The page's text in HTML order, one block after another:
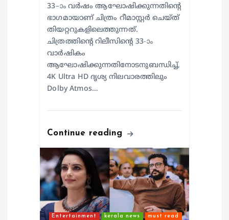
33–ാം വർഷം ആഘോഷിക്കുന്നതിന്റെ
ഭാഗമായാണ് ചിത്രം റീമാസ്റ്റർ ചെയ്ത്
തിയറ്ററുകളിലെത്തുന്നത്.
ചിത്രത്തിന്റെ റിലീസിന്റെ 33-ാം
വാർഷികം
ആഘോഷിക്കുന്നതിനോടനുബന്ധിച്ച്,
4K Ultra HD ദൃശ്യ നിലവാരത്തിലും
Dolby Atmos…
Continue reading
Entertainment kerala news must read